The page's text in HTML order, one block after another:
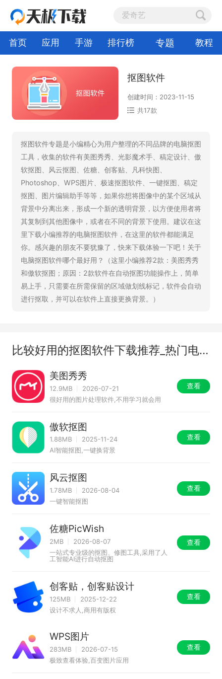
首页 应用 手游 排行榜 专题 教程
抠图软件
创建时间：2023-11-15
共17款
抠图软件专题是小编精心为用户整理的不同品牌的电脑抠图
工具，收集的软件有美图秀秀、光影魔术手、稿定设计、傲
软抠图、风云抠图、佐糖、创客贴、凡科快图、
Photoshop、WPS图片、极速抠图软件、一键抠图、稿定
抠图、图片编辑助手等等，如果你想将图像中的某个区域从
背景中分离出来，形成一个新的透明背景，以方便使用者将
其复制到其他图像中，或者在不同的背景下使用。建议在这
里下载小编推荐的电脑抠图软件，在这里的软件都能满足
你。感兴趣的朋友不要犹豫了，快来下载体验一下吧！关于
电脑抠图软件哪个最好用？（这里小编推荐2款：美图秀秀
和傲软抠图；原因：2款软件在自动抠图功能操作上，简单
易上手，只需要在所需保留的区域做划线标记，软件会自动
进行抠取，并可以在软件上直接更换背景。）
比较好用的抠图软件下载推荐_热门电脑抠图软件有哪些
美图秀秀
12.9MB
2026-07-21
很好用的图片处理软件,不用学习就会用
查看
傲软抠图
1.88MB
2025-11-24
AI智能抠图,一键换背景
查看
风云抠图
1.78MB
2026-08-04
一键智能抠图
查看
佐糖PicWish
2MB
2026-08-07
一站式专业级的抠图、修图工具,采用了人
工智能AI进行自动抠图
查看
创客贴，创客贴设计
125MB
2025-12-22
设计不求人,商用有版权
查看
WPS图片
283MB
2026-07-15
极致查看体验,百变图片应用
查看